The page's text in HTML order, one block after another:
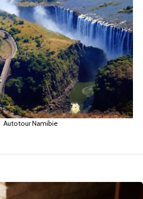
Autotour Namibie